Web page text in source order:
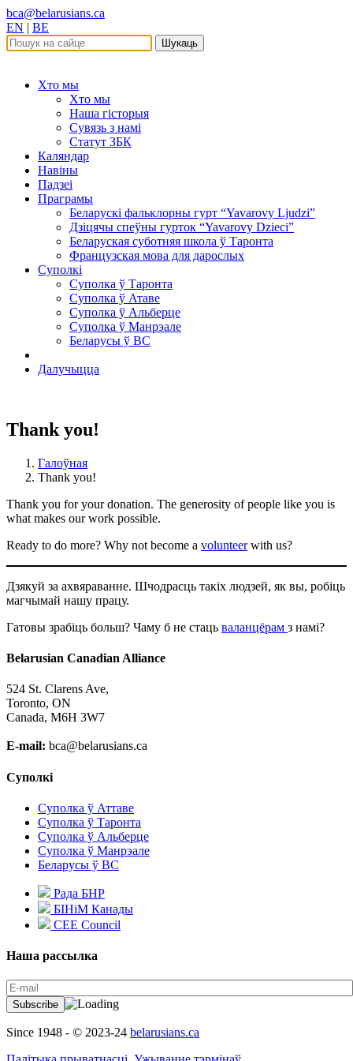
bca@belarusians.ca
EN | BE
Шукаць
Хто мы
Хто мы
Наша гісторыя
Сувязь з намі
Статут ЗБК
Каляндар
Навіны
Падзеі
Праграмы
Беларускі фальклорны гурт “Yavarovy Ljudzi”
Дзіцячы спеўны гурток “Yavarovy Dzieci”
Беларуская суботняя школа ў Таронта
Французская мова для дарослых
Суполкі
Суполка ў Таронта
Суполка ў Атаве
Суполка ў Альберце
Суполка ў Манрэале
Беларусы ў ВС
Далучыцца
Thank you!
Галоўная
Thank you!
Thank you for your donation. The generosity of people like you is
what makes our work possible.
Ready to do more? Why not become a volunteerwith us?
Дзякуй за ахвяраванне. Шчодрасць такіх людзей, як вы, робіць
магчымай нашу працу.
Гатовы зрабіць больш? Чаму б не стаць валанцёрам з намі?
Belarusian Canadian Alliance
524 St. Clarens Ave,
Toronto, ON
Canada, M6H 3W7
E-mail: bca@belarusians.ca
Суполкі
Суполка ў Аттаве
Суполка ў Таронта
Суполка ў Альберце
Суполка ў Манрэале
Беларусы ў ВС
Рада БНР
БІНіМ Канады
CEE Council
Наша рассылка
Since 1948 - © 2023-24 belarusians.ca